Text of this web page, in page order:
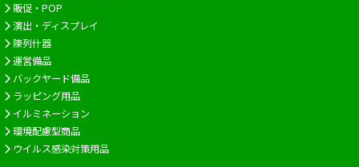
販促・POP
演出・ディスプレイ
陳列什器
運営備品
バックヤード備品
ラッピング用品
イルミネーション
環境配慮型商品
ウイルス感染対策用品